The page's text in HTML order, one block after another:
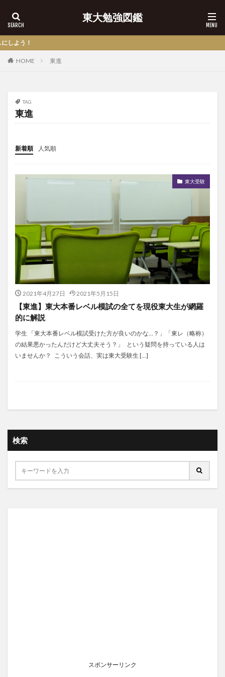
東大勉強図鑑
HOME 東進
TAG
東進
新着順 人気順
東大受験
2021年4月27日 2021年5月15日
【東進】東大本番レベル模試の全てを現役東大生が網羅
的に解説
学生 「東大本番レベル模試受けた方が良いのかな…？」「東レ（略称）
の結果悪かったんだけど大丈夫そう？」 という疑問を持っている人は
いませんか？ こういう会話、実は東大受験生 […]
検索
スポンサーリンク